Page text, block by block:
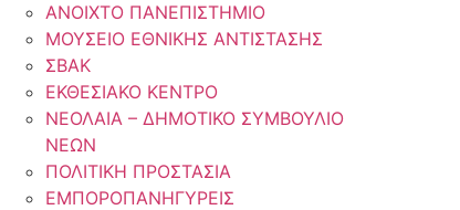
ΑΝΟΙΧΤΟ ΠΑΝΕΠΙΣΤΗΜΙΟ
ΜΟΥΣΕΙΟ ΕΘΝΙΚΗΣ ΑΝΤΙΣΤΑΣΗΣ
ΣΒΑΚ
ΕΚΘΕΣΙΑΚΟ ΚΕΝΤΡΟ
ΝΕΟΛΑΙA – ΔΗΜΟΤΙΚΟ ΣΥΜΒΟΥΛΙΟ
ΝΕΩΝ
ΠΟΛΙΤΙΚΗ ΠΡΟΣΤΑΣΙΑ
ΕΜΠΟΡΟΠΑΝΗΓΥΡΕΙΣ